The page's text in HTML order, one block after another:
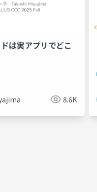
チャ
は実アプリでどこ
8.6K